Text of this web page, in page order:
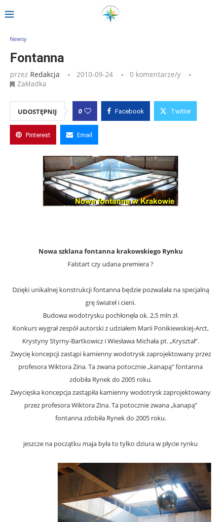
Strona główna Fontanna
Newsy
Fontanna
przez Redakcja 2010-09-24
0 komentarze/y
Zakładka
UDOSTĘPNIJ 0 Facebook Twitter
Pinterest Email
Nowa szklana fontanna krakowskiego Rynku
Falstart czy udana premiera ?
Dzięki unikalnej konstrukcji fontanna będzie pozwalała na specjalną
grę świateł i cieni.
Budowa wodotrysku pochłonęła ok. 2,5 mln zł.
Konkurs wygrał zespół autorski z udziałem Marii Ponikiewskiej-Arct,
Krystyny Styrny-Bartkowicz i Wiesława Michała pt. „Kryształ”.
Zwycię koncepcji zastąpi kamienny wodotrysk zaprojektowany przez
profesora Wiktora Zina. Ta zwana potocznie „kanapą” fontanna
zdobiła Rynek do 2005 roku.
Zwycięska koncepcja zastąpiła kamienny wodotrysk zaprojektowany
przez profesora Wiktora Zina. Ta potocznie zwana „kanapą”
fontanna zdobiła Rynek do 2005 roku.
jeszcze na początku maja była to tylko dziura w płycie rynku